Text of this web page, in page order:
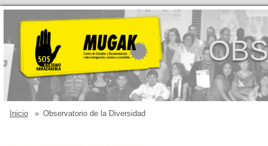
Inicio » Observatorio de la Diversidad